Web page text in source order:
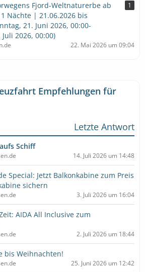
Fjord-Weltnaturerbe ab
Nächte | 21.06.2026 bis
21. Juni 2026, 00:00-
2026, 00:00)
1
22. Mai 2026 um 09:04
Empfehlungen für
Letzte Antwort
Schiff
14. Juli 2026 um 14:48
Special: Jetzt Balkonkabine zum Preis
sichern
3. Juli 2026 um 16:04
AIDA All Inclusive zum
2. Juli 2026 um 18:44
bis Weihnachten!
25. Juni 2026 um 12:42